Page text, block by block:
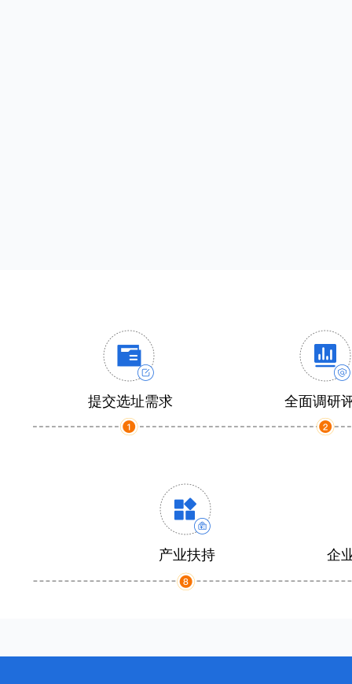
提交选址需求 全面调研
产业扶持 企